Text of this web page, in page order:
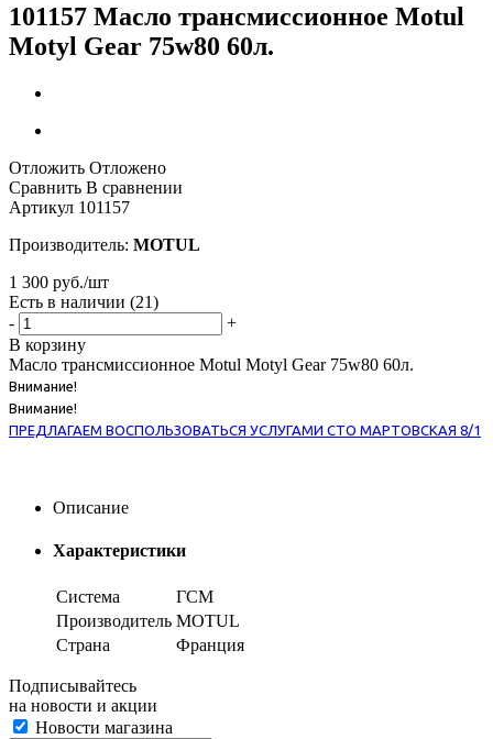
101157 Масло трансмиссионное Motul
Motyl Gear 75w80 60л.
Отложить Отложено
Сравнить В сравнении
Артикул 101157
Производитель: MOTUL
1 300 руб./шт
Есть в наличии (21)
-
+
В корзину
Масло трансмиссионное Motul Motyl Gear 75w80 60л.
Внимание!
Внимание!
ПРЕДЛАГАЕМ ВОСПОЛЬЗОВАТЬСЯ УСЛУГАМИ СТО МАРТОВСКАЯ 8/1
Описание
Характеристики
Система
ГСМ
Производитель MOTUL
Страна
Франция
Подписывайтесь
на новости и акции
Новости магазина